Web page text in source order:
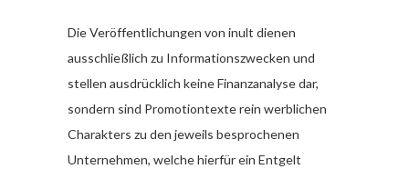
Die Veröffentlichungen von inult dienen
ausschließlich zu Informationszwecken und
stellen ausdrücklich keine Finanzanalyse dar,
sondern sind Promotiontexte rein werblichen
Charakters zu den jeweils besprochenen
Unternehmen, welche hierfür ein Entgelt